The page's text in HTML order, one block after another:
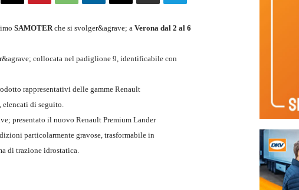
SAMOTERche si svolger&agrave; a Verona dal 2 al 6
collocata nel padiglione 9, identificabile con
rappresentativi delle gamme Renault
elencati di seguito.
presentato il nuovo Renault Premium Lander
particolarmente gravose, trasformabile in
di trazione idrostatica.